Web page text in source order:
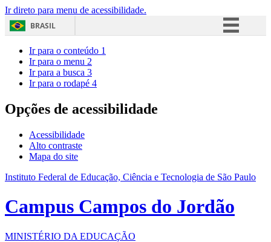
Ir direto para menu de acessibilidade.
BRASIL
Acesso à informação
Ir para o conteúdo 1
Ir para o menu 2
Ir para a busca 3
Ir para o rodapé 4
Opções de acessibilidade
Acessibilidade
Alto contraste
Mapa do site
Instituto Federal de Educação, Ciência e Tecnologia de São Paulo
Campus Campos do Jordão
MINISTÉRIO DA EDUCAÇÃO